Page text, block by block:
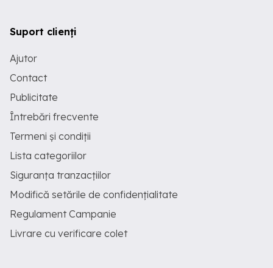
Suport clienți
Ajutor
Contact
Publicitate
Întrebări frecvente
Termeni și condiții
Lista categoriilor
Siguranța tranzacțiilor
Modifică setările de confidențialitate
Regulament Campanie
Livrare cu verificare colet